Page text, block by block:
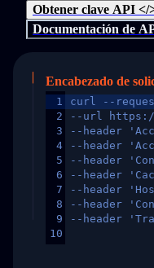
Obtener clave API </
Documentación de
Encabezado de
1
2
3
4
5
6
7
8
9
10
curl --
--url https://
--header
--header
--header
--header
--header
--header
--header